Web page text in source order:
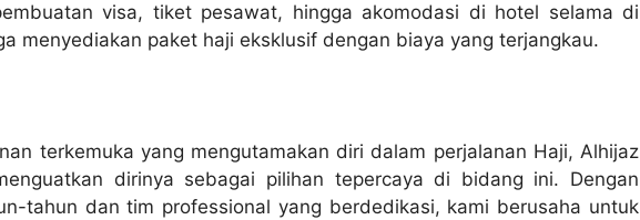
visa, tiket pesawat, hingga akomodasi di hotel selama di
menyediakan paket haji eksklusif dengan biaya yang terjangkau.
terkemuka yang mengutamakan diri dalam perjalanan Haji, Alhijaz
dirinya sebagai pilihan tepercaya di bidang ini. Dengan
tahun dan tim professional yang berdedikasi, kami berusaha untuk